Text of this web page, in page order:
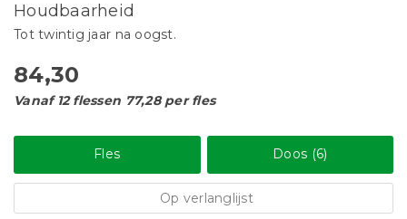
Houdbaarheid
Tot twintig jaar na oogst.
84,30
Vanaf 12 flessen 77,28 per fles
Fles Doos (6)
Op verlanglijst